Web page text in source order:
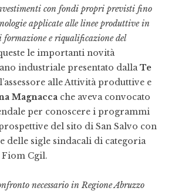
con fondi propri previsti fino
applicate alle linee produttive in
formazione e riqualificazione del
le importanti novità
industriale presentato dallaTe
alle Attività produttive e
Magnacca che aveva convocato
per conoscere i programmi
del sito di San Salvo con
delle sigle sindacali di categoria
Cgil.
necessario in Regione Abruzzo